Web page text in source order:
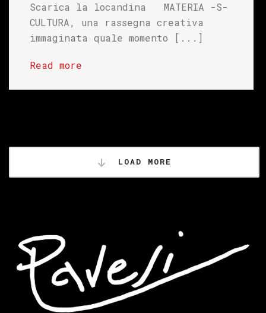
Scarica la locandina MATERIA -S-
CULTURA, una rassegna creativa
immaginata quale momento [...]
Read more
LOAD MORE